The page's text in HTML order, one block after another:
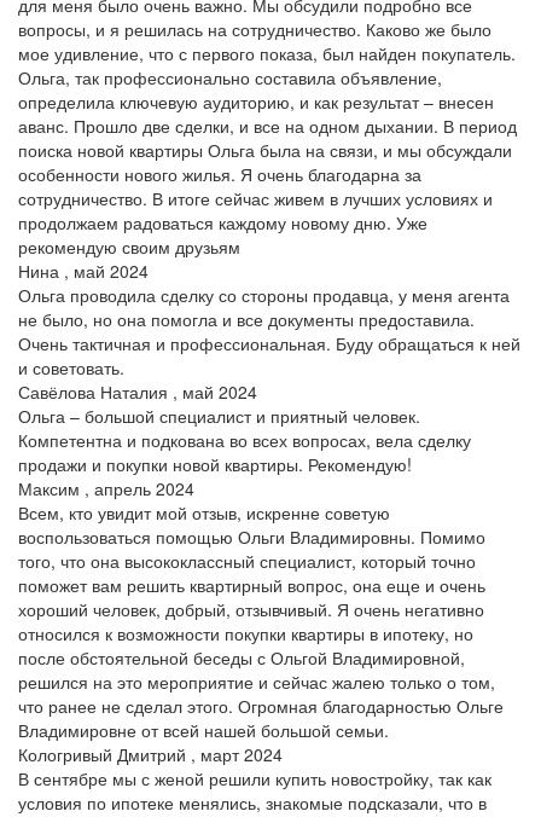
вопросы, и я решилась на сотрудничество. Каково же было
мое удивление, что с первого показа, был найден покупатель.
Ольга, так профессионально составила объявление,
определила ключевую аудиторию, и как результат – внесен
аванс. Прошло две сделки, и все на одном дыхании. В период
поиска новой квартиры Ольга была на связи, и мы обсуждали
особенности нового жилья. Я очень благодарна за
сотрудничество. В итоге сейчас живем в лучших условиях и
продолжаем радоваться каждому новому дню. Уже
рекомендую своим друзьям
Нина , май 2024
Ольга проводила сделку со стороны продавца, у меня агента
не было, но она помогла и все документы предоставила.
Очень тактичная и профессиональная. Буду обращаться к ней
и советовать.
Савёлова Наталия , май 2024
Ольга – большой специалист и приятный человек.
Компетентна и подкована во всех вопросах, вела сделку
продажи и покупки новой квартиры. Рекомендую!
Максим , апрель 2024
Всем, кто увидит мой отзыв, искренне советую
воспользоваться помощью Ольги Владимировны. Помимо
того, что она высококлассный специалист, который точно
поможет вам решить квартирный вопрос, она еще и очень
хороший человек, добрый, отзывчивый. Я очень негативно
относился к возможности покупки квартиры в ипотеку, но
после обстоятельной беседы с Ольгой Владимировной,
решился на это мероприятие и сейчас жалею только о том,
что ранее не сделал этого. Огромная благодарностью Ольге
Владимировне от всей нашей большой семьи.
Кологривый Дмитрий , март 2024
В сентябре мы с женой решили купить новостройку, так как
условия по ипотеке менялись, знакомые подсказали, что в